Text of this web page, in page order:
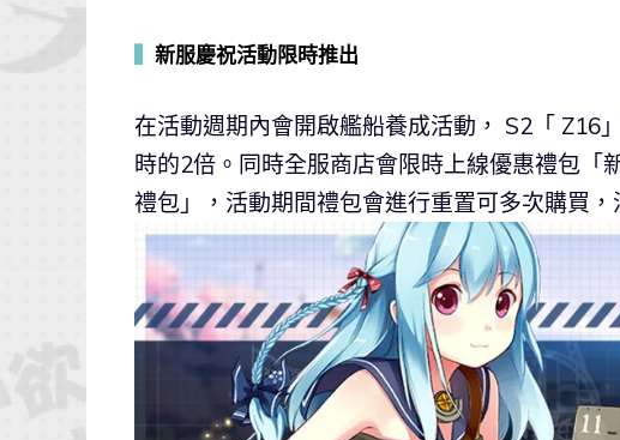
新服慶祝活動限時推出
在活動週期內會開啟艦船養成活動， S2「 Z16
時的2倍。同時全服商店會限時上線優惠禮包「
禮包」，活動期間禮包會進行重置可多次購買，